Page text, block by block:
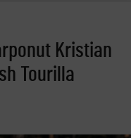
Kristian
Tourilla